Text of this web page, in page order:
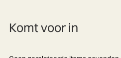
Komt voor in